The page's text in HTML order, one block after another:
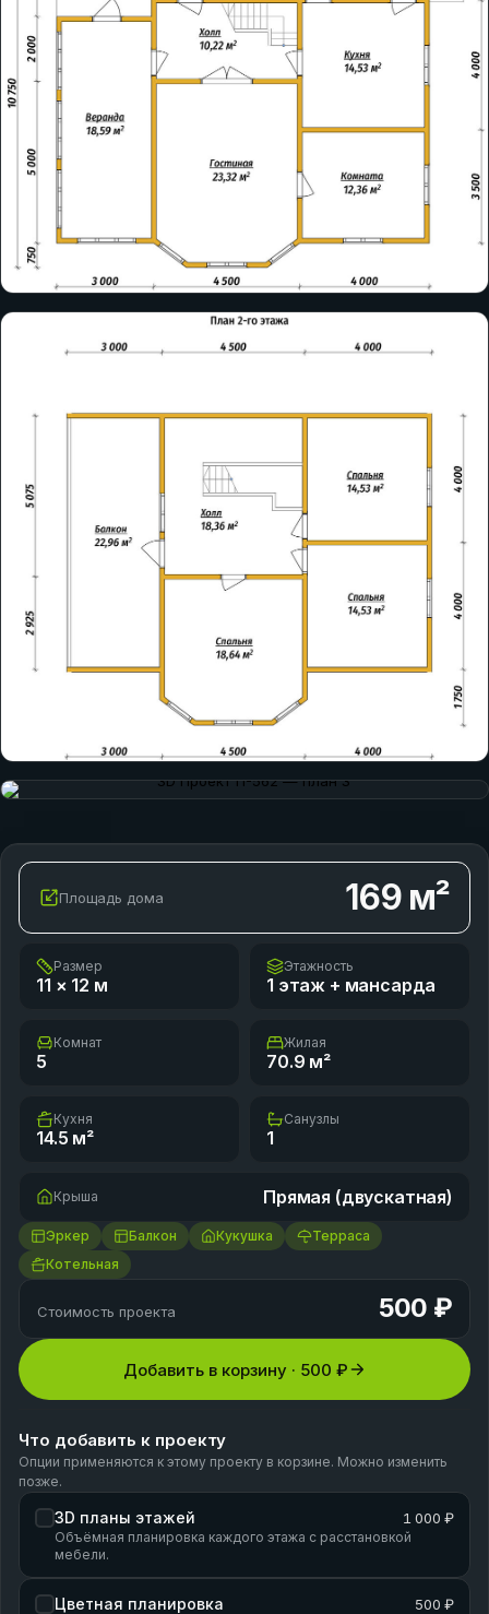
Площадь дома 169м²
Размер
11 × 12 м
Этажность
1 этаж + мансарда
Комнат
5
Жилая
70.9 м²
Кухня
14.5 м²
Санузлы
1
Крыша Прямая (двускатная)
Эркер Балкон Кукушка
Терраса
Котельная
Стоимость проекта 500 ₽
Добавить в корзину · 500 ₽
Что добавить к проекту
Опции применяются к этому проекту в корзине. Можно изменить
позже.
3D планы этажей 1 000 ₽
Объёмная планировка каждого этажа с расстановкой
мебели.
Цветная планировка 500 ₽